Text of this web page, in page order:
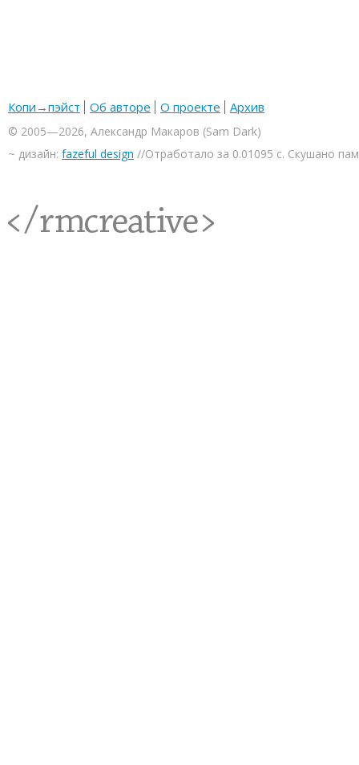
Копи→пэйст Об авторе О проекте Архив
© 2005—2026, Александр Макаров (Sam Dark)
~ дизайн: fazeful design //Отработало за 0.01095 с. Скушано
<rmcreative/>